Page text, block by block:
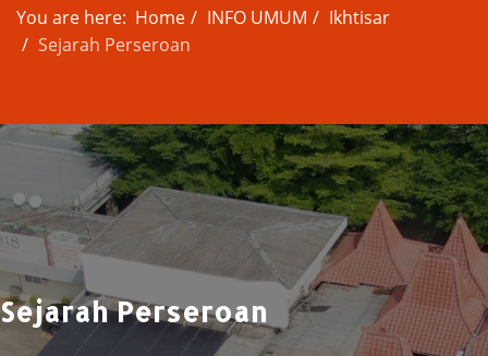
You are here: Home INFO UMUM
Ikhtisar
Sejarah Perseroan
Sejarah Perseroan